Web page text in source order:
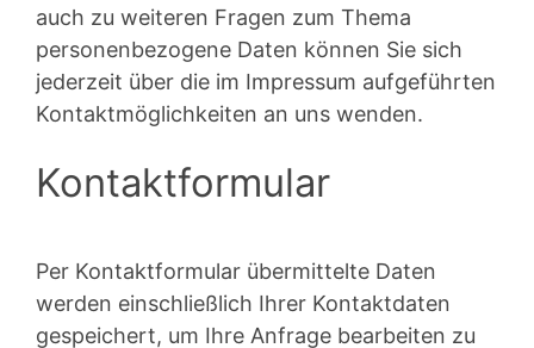
auch zu weiteren Fragen zum Thema
personenbezogene Daten können Sie sich
jederzeit über die im Impressum aufgeführten
Kontaktmöglichkeiten an uns wenden.
Kontaktformular
Per Kontaktformular übermittelte Daten
werden einschließlich Ihrer Kontaktdaten
gespeichert, um Ihre Anfrage bearbeiten zu